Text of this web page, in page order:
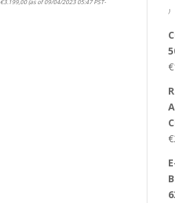
€3.199,00(as of 09/04/2023 05:47 PST-
)
€
€